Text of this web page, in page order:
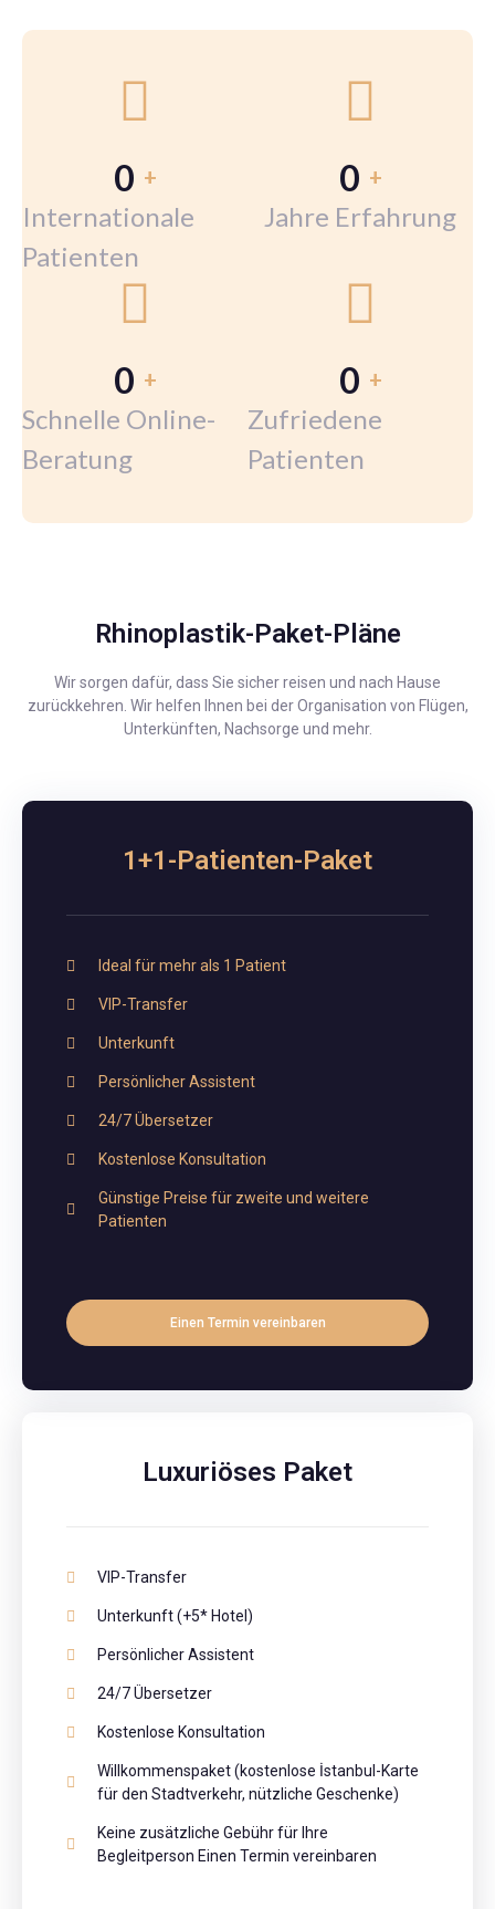
Internationale
Patienten
0 +
Jahre Erfahrung
0 +
Schnelle Online-
Beratung
0 +
Zufriedene
Patienten
0 +
Rhinoplastik-Paket-Pläne
Wir sorgen dafür, dass Sie sicher reisen und nach Hause
zurückkehren. Wir helfen Ihnen bei der Organisation von Flügen,
Unterkünften, Nachsorge und mehr.
1+1-Patienten-Paket
Ideal für mehr als 1 Patient
VIP-Transfer
Unterkunft
Persönlicher Assistent
24/7 Übersetzer
Kostenlose Konsultation
Günstige Preise für zweite und weitere
Patienten
Einen Termin vereinbaren
Luxuriöses Paket
VIP-Transfer
Unterkunft (+5* Hotel)
Persönlicher Assistent
24/7 Übersetzer
Kostenlose Konsultation
Willkommenspaket (kostenlose İstanbul-Karte
für den Stadtverkehr, nützliche Geschenke)
Keine zusätzliche Gebühr für Ihre
Begleitperson Einen Termin vereinbaren